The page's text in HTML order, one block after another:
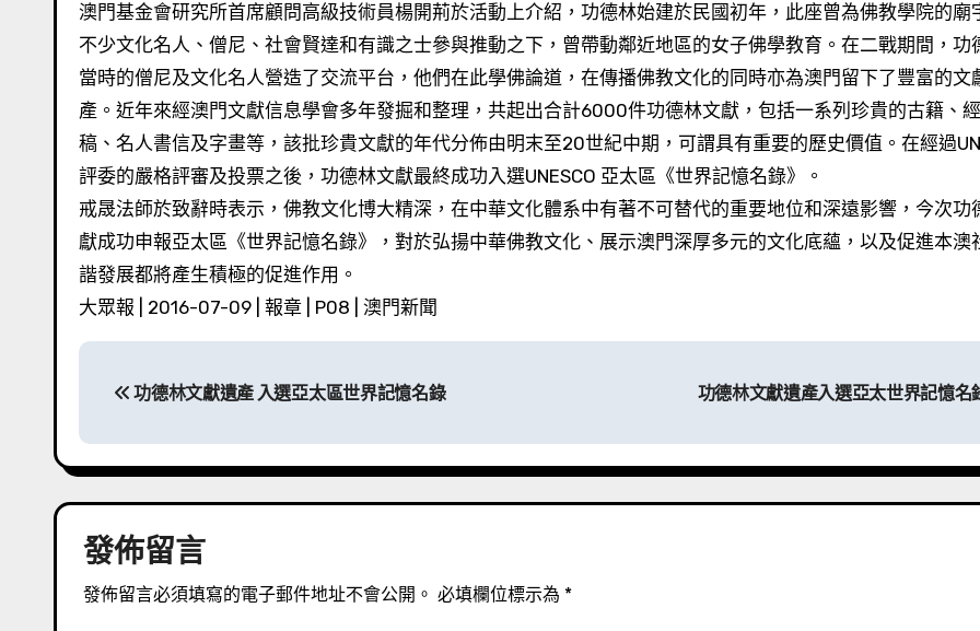
澳門基金會研究所首席顧問高級技術員楊開荊於活動上介紹，功德林始建於民國初年，此座曾為佛教學院的廟
不少文化名人、僧尼、社會賢達和有識之士參與推動之下，曾帶動鄰近地區的女子佛學教育。在二戰期間，功
當時的僧尼及文化名人營造了交流平台，他們在此學佛論道，在傳播佛教文化的同時亦為澳門留下了豐富的文
產。近年來經澳門文獻信息學會多年發掘和整理，共起出合計6000件功德林文獻，包括一系列珍貴的古籍、
稿、名人書信及字畫等，該批珍貴文獻的年代分佈由明末至20世紀中期，可謂具有重要的歷史價值。在經過
評委的嚴格評審及投票之後，功德林文獻最終成功入選UNESCO 亞太區《世界記憶名錄》。
戒晟法師於致辭時表示，佛教文化博大精深，在中華文化體系中有著不可替代的重要地位和深遠影響，今次功
獻成功申報亞太區《世界記憶名錄》，對於弘揚中華佛教文化、展示澳門深厚多元的文化底蘊，以及促進本澳
諧發展都將產生積極的促進作用。
大眾報 | 2016-07-09 | 報章 | P08 | 澳門新聞
文
導
覽
功德林文獻遺產 入選亞太區世界記憶名錄 功德林文獻遺產入選亞太世界記憶名
發佈留言
發佈留言必須填寫的電子郵件地址不會公開。 必填欄位標示為 *